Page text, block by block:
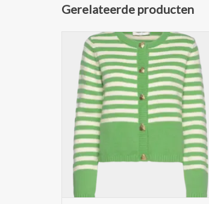
Gerelateerde producten
Mooie Dames Gebreide trui van Fabienne
Chapot
comfortabele ribbandjes aan heup- en
mouwuiteinden
Productdetails
Materiaal: 60% katoen, 40% acryl
Pasvorm: Classic/ Regular
Rond halslijn
Kleur: groen
TOEVOEGEN AAN WINKELWAGEN